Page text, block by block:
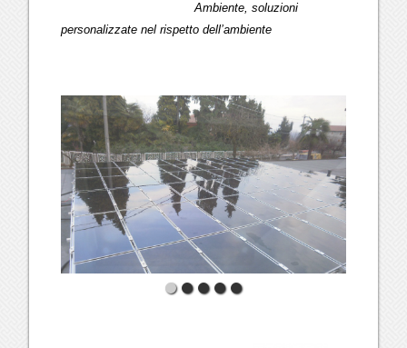
Ambiente, soluzioni
personalizzate nel rispetto dell’ambiente